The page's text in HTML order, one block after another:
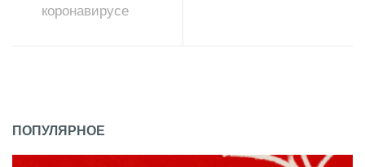
коронавирусе
ПОПУЛЯРНОЕ